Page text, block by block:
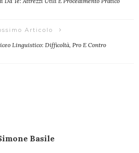
Articolo
Linguistico: Difficoltà, Pro E Contro
Basile